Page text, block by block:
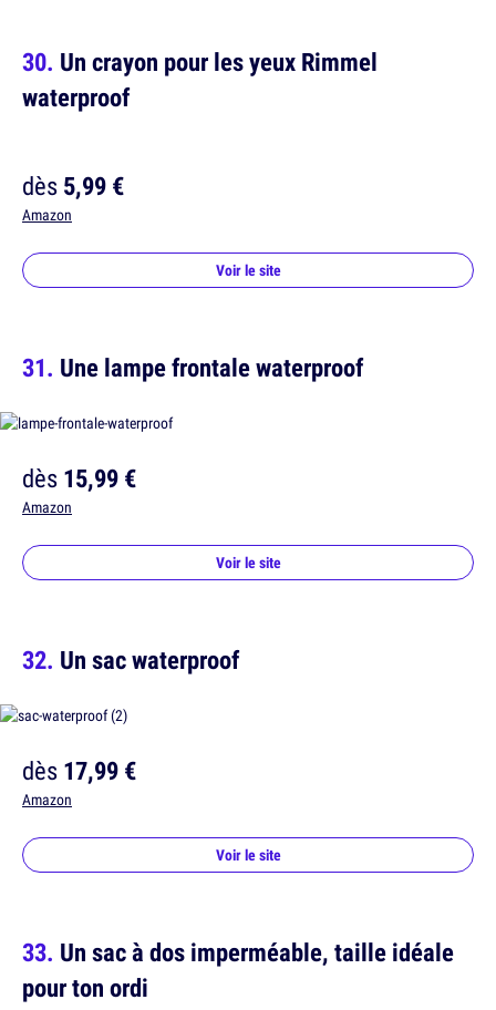
Un crayon pour les yeux Rimmel
waterproof
dès5,99 €
Amazon
Voir le site
Une lampe frontale waterproof
dès15,99 €
Amazon
Voir le site
Un sac waterproof
dès17,99 €
Amazon
Voir le site
Un sac à dos imperméable, taille idéale
pour ton ordi